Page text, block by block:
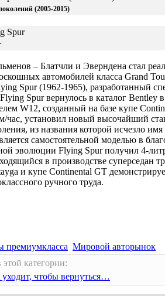
(2005-2015)
– Блатчли и Эверндена стал
автомобилей класса Grand
Spur (1962-1965), разработанный
Spur вернулось в каталог
W12, созданный на базе купе
час, установил новый высочайший
из названия которой исчезло
самостоятельной моделью в
эволюции Flying Spur получил 4-
в производстве суперседан
и купе Continental GT
ручного труда.
премиумкласса Мировой авторынок
категории:
чтобы вернуться…